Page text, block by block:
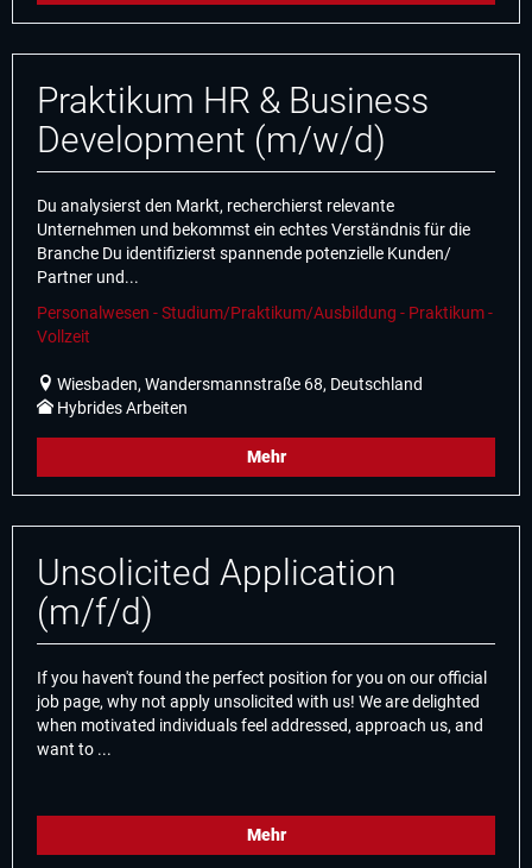
Praktikum HR & Business
Development (m/w/d)
Du analysierst den Markt, recherchierst relevante
Unternehmen und bekommst ein echtes Verständnis für die
Branche Du identifizierst spannende potenzielle Kunden/
Partner und...
Personalwesen - Studium/Praktikum/Ausbildung - Praktikum -
Vollzeit
Wiesbaden, Wandersmannstraße 68, Deutschland
Hybrides Arbeiten
Mehr
Unsolicited Application
(m/f/d)
If you haven't found the perfect position for you on our official
job page, why not apply unsolicited with us! We are delighted
when motivated individuals feel addressed, approach us, and
want to ...
Mehr